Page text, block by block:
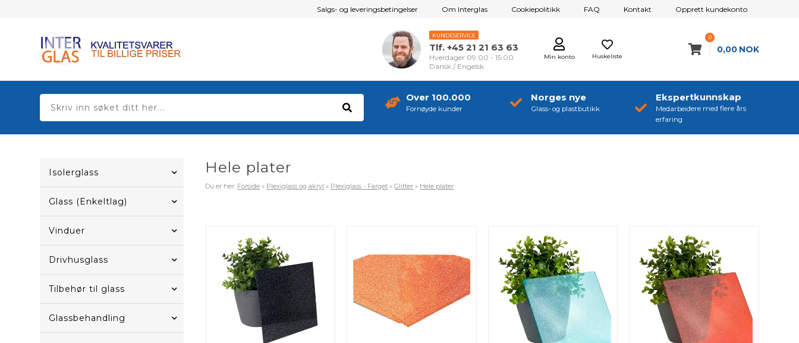
Salgs- og leveringsbetingelser Om Interglas Cookiepolitikk FAQ Kontakt Opprett kundekonto
Huskeliste
Min konto
KUNDESERVICE
Tlf. +45 21 21 63 63
Hverdager 09:00 - 15:00
Dansk / Engelsk
0
0,00 NOK
Over 100.000
Fornøyde kunder
Norges nye
Glass- og plastbutikk
Ekspertkunnskap
Medarbeidere med flere års
erfaring
Isolerglass
Glass (Enkeltlag)
Vinduer
Drivhusglass
Tilbehør til glass
Glassbehandling
Hele plater
Du er her: Forside » Plexiglass og akryl » Plexiglass - Farget »Glitter » Hele plater